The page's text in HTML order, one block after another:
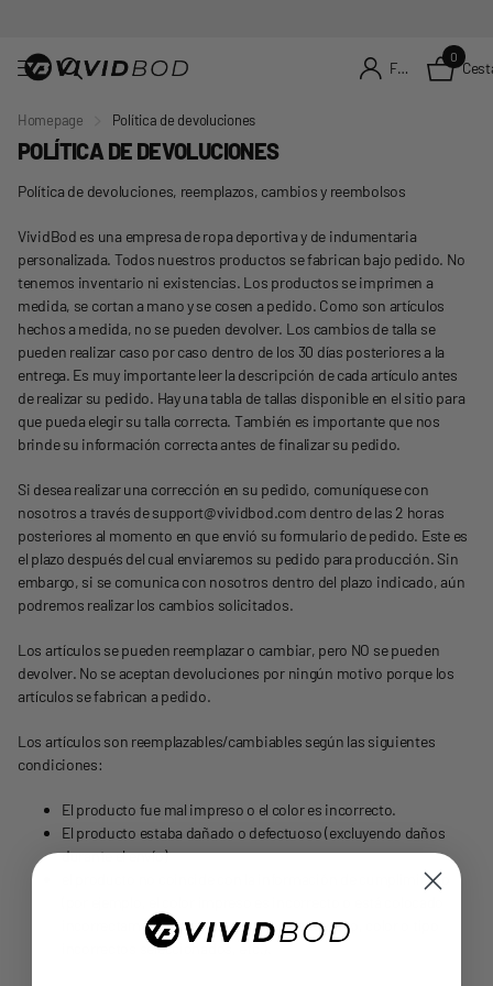
Firme en el registro
0
Homepage Política de devoluciones
POLÍTICA DE DEVOLUCIONES
Política de devoluciones, reemplazos, cambios y reembolsos
VividBod es una empresa de ropa deportiva y de indumentaria
personalizada. Todos nuestros productos se fabrican bajo pedido. No
tenemos inventario ni existencias. Los productos se imprimen a
medida, se cortan a mano y se cosen a pedido. Como son artículos
hechos a medida, no se pueden devolver. Los cambios de talla se
pueden realizar caso por caso dentro de los 30 días posteriores a la
entrega. Es muy importante leer la descripción de cada artículo antes
de realizar su pedido. Hay una tabla de tallas disponible en el sitio para
que pueda elegir su talla correcta. También es importante que nos
brinde su información correcta antes de finalizar su pedido.
Si desea realizar una corrección en su pedido, comuníquese con
nosotros a través de support@vividbod.com dentro de las 2 horas
posteriores al momento en que envió su formulario de pedido. Este es
el plazo después del cual enviaremos su pedido para producción. Sin
embargo, si se comunica con nosotros dentro del plazo indicado, aún
podremos realizar los cambios solicitados.
Los artículos se pueden reemplazar o cambiar, pero NO se pueden
devolver. No se aceptan devoluciones por ningún motivo porque los
artículos se fabrican a pedido.
Los artículos son reemplazables/cambiables según las siguientes
condiciones:
El producto fue mal impreso o el color es incorrecto.
El producto estaba dañado o defectuoso (excluyendo daños
durante el envío)
el producto no coincide con la información de cumplimiento
incorrectamente, el producto tiene un tamaño, color o tipo
incorrectos seleccionados, etc.).